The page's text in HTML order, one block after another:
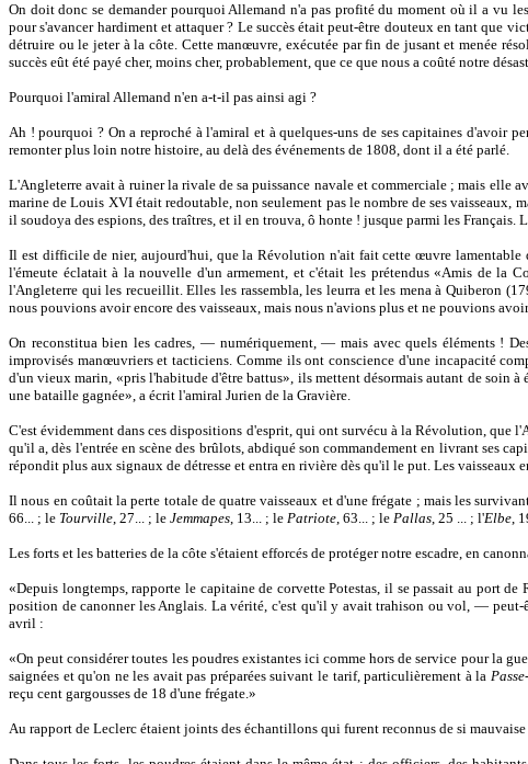
On doit donc se demander pourquoi Allemand n'a pas profité du moment où il a vu
pour s'avancer hardiment et attaquer ? Le succès était peut-être douteux en tant que
détruire ou le jeter à la côte. Cette manœuvre, exécutée par fin de jusant et menée
succès eût été payé cher, moins cher, probablement, que ce que nous a coûté notre
Pourquoi l'amiral Allemand n'en a-t-il pas ainsi agi ?
Ah ! pourquoi ? On a reproché à l'amiral et à quelques-uns de ses capitaines d'avoir
remonter plus loin notre histoire, au delà des événements de 1808, dont il a été parlé.
L'Angleterre avait à ruiner la rivale de sa puissance navale et commerciale ; mais elle
marine de Louis XVI était redoutable, non seulement pas le nombre de ses
il soudoya des espions, des traîtres, et il en trouva, ô honte ! jusque parmi les
Il est difficile de nier, aujourd'hui, que la Révolution n'ait fait cette œuvre lamentable
l'émeute éclatait à la nouvelle d'un armement, et c'était les prétendus «Amis de
l'Angleterre qui les recueillit. Elles les rassembla, les leurra et les mena à Quiberon
nous pouvions avoir encore des vaisseaux, mais nous n'avions plus et ne pouvions
On reconstitua bien les cadres, — numériquement, — mais avec quels éléments !
improvisés manœuvriers et tacticiens. Comme ils ont conscience d'une incapacité
d'un vieux marin, «pris l'habitude d'être battus», ils mettent désormais autant de soin
une bataille gagnée», a écrit l'amiral Jurien de la Gravière.
C'est évidemment dans ces dispositions d'esprit, qui ont survécu à la Révolution, que
qu'il a, dès l'entrée en scène des brûlots, abdiqué son commandement en livrant ses
répondit plus aux signaux de détresse et entra en rivière dès qu'il le put. Les
Il nous en coûtait la perte totale de quatre vaisseaux et d'une frégate ; mais les
66... ; le Tourville, 27... ; le Jemmapes, 13... ; le Patriote, 63... ; le Pallas, 25 ... ; l'Elbe,
Les forts et les batteries de la côte s'étaient efforcés de protéger notre escadre, en
«Depuis longtemps, rapporte le capitaine de corvette Potestas, il se passait au port
position de canonner les Anglais. La vérité, c'est qu'il y avait trahison ou vol, —
avril :
«On peut considérer toutes les poudres existantes ici comme hors de service pour la
saignées et qu'on ne les avait pas préparées suivant le tarif, particulièrement à la
reçu cent gargousses de 18 d'une frégate.»
Au rapport de Leclerc étaient joints des échantillons qui furent reconnus de si